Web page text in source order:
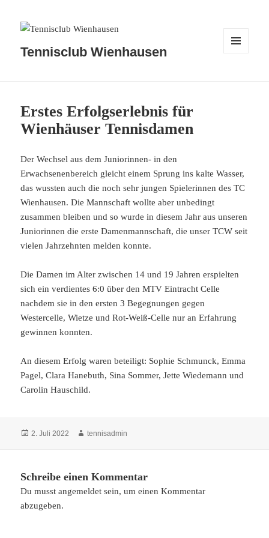
Tennisclub Wienhausen
Erstes Erfolgserlebnis für
Wienhäuser Tennisdamen
Der Wechsel aus dem Juniorinnen- in den
Erwachsenenbereich gleicht einem Sprung ins kalte Wasser,
das wussten auch die noch sehr jungen Spielerinnen des TC
Wienhausen. Die Mannschaft wollte aber unbedingt
zusammen bleiben und so wurde in diesem Jahr aus unseren
Juniorinnen die erste Damenmannschaft, die unser TCW seit
vielen Jahrzehnten melden konnte.
Die Damen im Alter zwischen 14 und 19 Jahren erspielten
sich ein verdientes 6:0 über den MTV Eintracht Celle
nachdem sie in den ersten 3 Begegnungen gegen
Westercelle, Wietze und Rot-Weiß-Celle nur an Erfahrung
gewinnen konnten.
An diesem Erfolg waren beteiligt: Sophie Schmunck, Emma
Pagel, Clara Hanebuth, Sina Sommer, Jette Wiedemann und
Carolin Hauschild.
Veröffentlicht
2. Juli 2022 Autor
tennisadmin
Schreibe einen Kommentar
Du musstangemeldet sein, um einen Kommentar
abzugeben.